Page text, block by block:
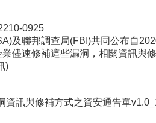
0925
及聯邦調查局(FBI)共同公布自
儘速修補這些漏洞，相關資訊與
)
訊與修補方式之資安通告單